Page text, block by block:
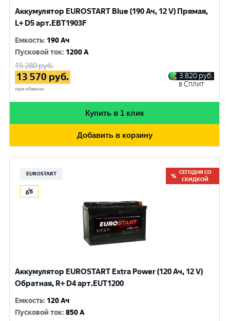
Аккумулятор EUROSTART Blue (190 Ач, 12 V) Прямая,
L+ D5 арт.EBT1903F
Емкость: 190 Ач
Пусковой ток: 1200 A
15 280руб.
13 570 руб.
при обмене
3 820 руб.
в Сплит
Купить в 1 клик
Добавить в корзину
EUROSTART
СЕГОДНЯ СО
СКИДКОЙ
Аккумулятор EUROSTART Extra Power (120 Ач, 12 V)
Обратная, R+ D4 арт.EUT1200
Емкость: 120 Ач
Пусковой ток:850 A